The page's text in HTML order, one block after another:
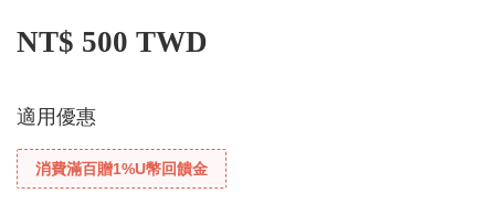
NT$ 500 TWD
適用優惠
消費滿百贈1%U幣回饋金